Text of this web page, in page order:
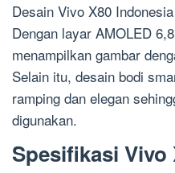
Desain Vivo X80
Dengan layar AMOLED
menampilkan gambar
Selain itu, desain bodi
ramping dan elegan
digunakan.
Spesifikasi Vivo